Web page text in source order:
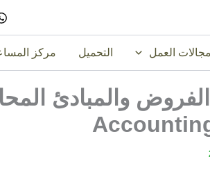
مجالات العمل التحميل مركز
والمبادئ